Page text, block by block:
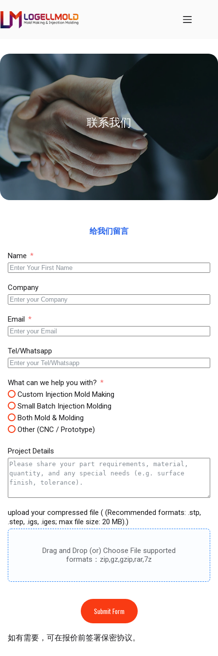
至
内
联系我们
给我们留言
Name
Company
Email
Tel/Whatsapp
What can we help you with?
Custom Injection Mold Making
Small Batch Injection Molding
Both Mold & Molding
Other (CNC / Prototype)
Project Details
upload your compressed file ( (Recommended formats: .stp,
.step, .igs, .iges; max file size: 20 MB).)
Drag and Drop (or) Choose File supported
formats：zip,gz,gzip,rar,7z
Submit Form
如有需要，可在报价前签署保密协议。